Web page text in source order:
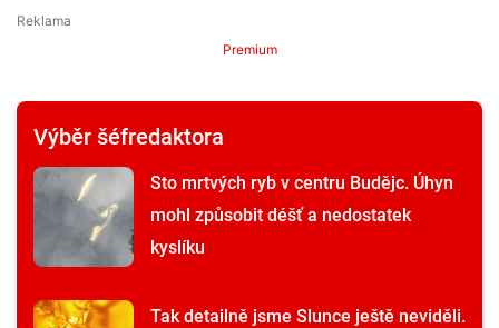
Premium
Výběr šéfredaktora
Sto mrtvých ryb v centru Budějc. Úhyn
mohl způsobit déšť a nedostatek
kyslíku
Tak detailně jsme Slunce ještě neviděli.